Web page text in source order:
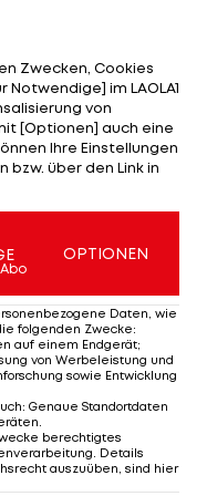
wird
schnellen
vollständige
Trakts
1893 hat nun
für die
der laufenden
ausgegangen
bis
genommen
sehe sich nach
Zwecken, Cookies
im LAOLA1
von
[Optionen] auch eine
Ihre Einstellungen
über den Link in
OPTIONEN
Daten, wie
folgenden Zwecke:
auf einem Endgerät;
von Werbeleistung und
sowie Entwicklung
: Genaue Standortdaten
.
berechtigtes
Details
auszuüben, sind hier